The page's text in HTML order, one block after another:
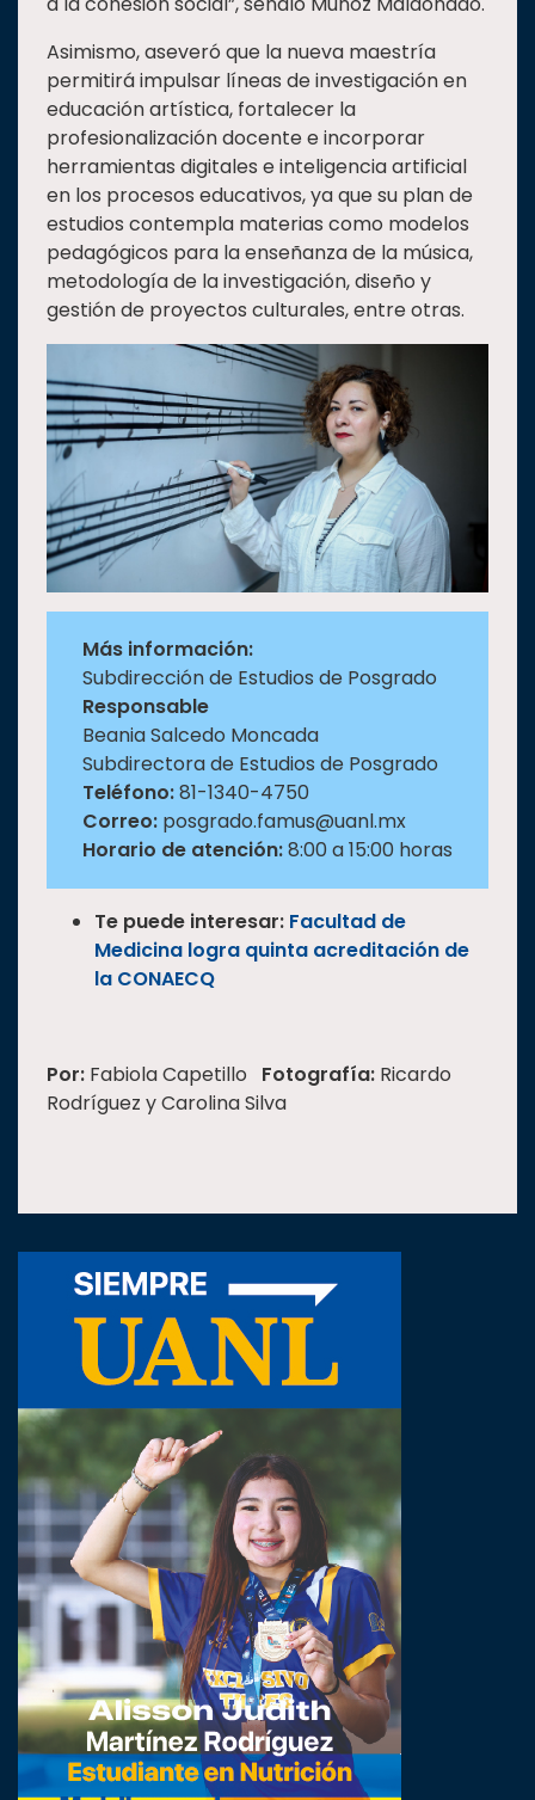
Asimismo, aseveró que la nueva maestría
permitirá impulsar líneas de investigación en
educación artística, fortalecer la
profesionalización docente e incorporar
herramientas digitales e inteligencia artificial
en los procesos educativos, ya que su plan de
estudios contempla materias como modelos
pedagógicos para la enseñanza de la música,
metodología de la investigación, diseño y
gestión de proyectos culturales, entre otras.
Más información:
Subdirección de Estudios de Posgrado
Responsable
Beania Salcedo Moncada
Subdirectora de Estudios de Posgrado
Teléfono:81-1340-4750
Correo: posgrado.famus@uanl.mx
Horario de atención:8:00 a 15:00 horas
Te puede interesar: Facultad de
Medicina logra quinta acreditación de
la CONAECQ
Por: Fabiola Capetillo Fotografía: Ricardo
Rodríguez y Carolina Silva